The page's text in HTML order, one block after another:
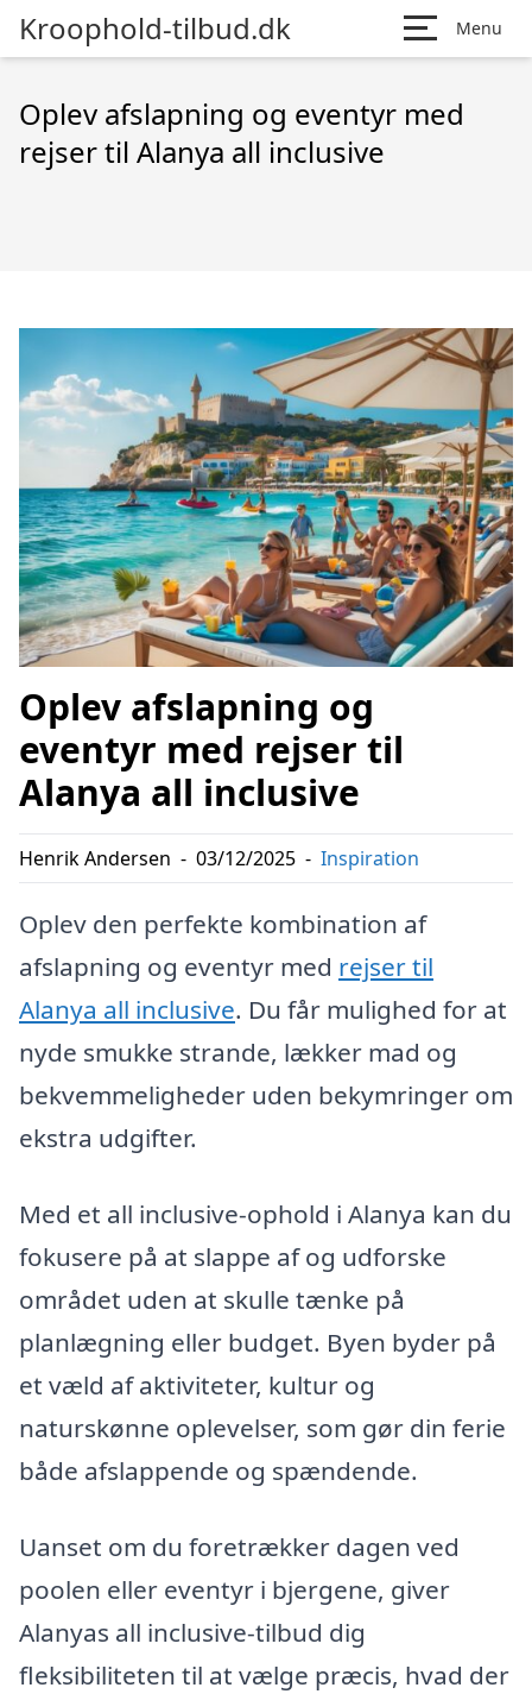
Kroophold-tilbud.dk Menu
Oplev afslapning og eventyr med
rejser til Alanya all inclusive
Oplev afslapning og
eventyr med rejser til
Alanya all inclusive
Henrik Andersen - 03/12/2025 - Inspiration
Oplev den perfekte kombination af
afslapning og eventyr med rejser til
Alanya all inclusive. Du får mulighed for at
nyde smukke strande, lækker mad og
bekvemmeligheder uden bekymringer om
ekstra udgifter.
Med et all inclusive-ophold i Alanya kan du
fokusere på at slappe af og udforske
området uden at skulle tænke på
planlægning eller budget. Byen byder på
et væld af aktiviteter, kultur og
naturskønne oplevelser, som gør din ferie
både afslappende og spændende.
Uanset om du foretrækker dagen ved
poolen eller eventyr i bjergene, giver
Alanyas all inclusive-tilbud dig
fleksibiliteten til at vælge præcis, hvad der